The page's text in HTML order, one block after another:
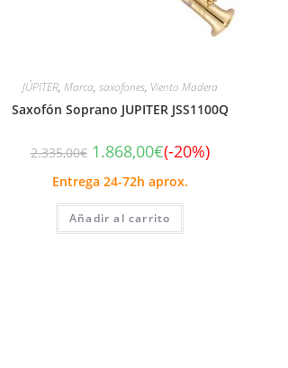
JÚPITER, Marca, saxofones, Viento Madera
Saxofón Soprano JUPITER JSS1100Q
2.335,00€ 1.868,00€(-20%)
Entrega 24-72h aprox.
Añadir al carrito